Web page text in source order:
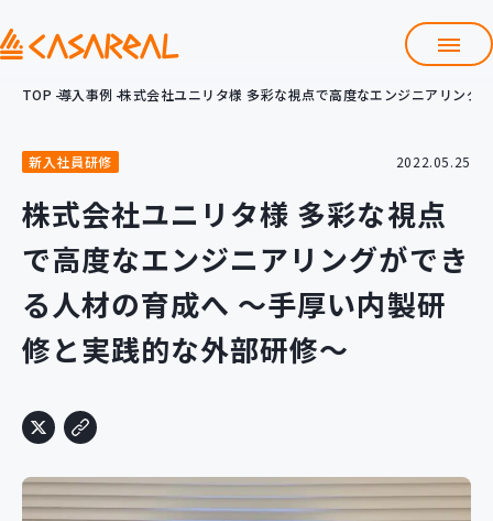
会社情報
サービス
プロダクト開発支援
クラウド導入支援 Git導入支援
システム構築支援
新規開発サービス
TOP 導入事例 株式会社ユニリタ様 多彩な視点で高度なエンジニアリング
新入社員研修 2022.05.25
株式会社ユニリタ様 多彩な視点
で高度なエンジニアリングができ
る人材の育成へ ～手厚い内製研
修と実践的な外部研修～